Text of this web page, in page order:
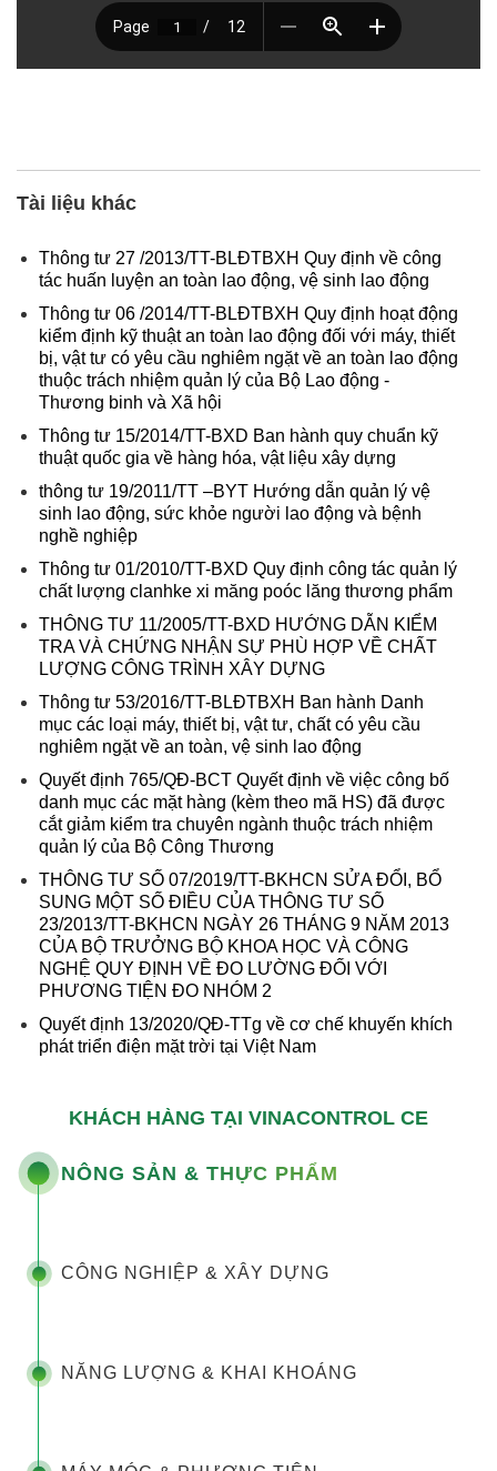
Tài liệu khác
Thông tư 27 /2013/TT-BLĐTBXH Quy định về công
tác huấn luyện an toàn lao động, vệ sinh lao động
Thông tư 06 /2014/TT-BLĐTBXH Quy định hoạt động
kiểm định kỹ thuật an toàn lao động đối với máy, thiết
bị, vật tư có yêu cầu nghiêm ngặt về an toàn lao động
thuộc trách nhiệm quản lý của Bộ Lao động -
Thương binh và Xã hội
Thông tư 15/2014/TT-BXD Ban hành quy chuẩn kỹ
thuật quốc gia về hàng hóa, vật liệu xây dựng
thông tư 19/2011/TT –BYT Hướng dẫn quản lý vệ
sinh lao động, sức khỏe người lao động và bệnh
nghề nghiệp
Thông tư 01/2010/TT-BXD Quy định công tác quản lý
chất lượng clanhke xi măng poóc lăng thương phẩm
THÔNG TƯ 11/2005/TT-BXD HƯỚNG DẪN KIỂM
TRA VÀ CHỨNG NHẬN SỰ PHÙ HỢP VỀ CHẤT
LƯỢNG CÔNG TRÌNH XÂY DỰNG
Thông tư 53/2016/TT-BLĐTBXH Ban hành Danh
mục các loại máy, thiết bị, vật tư, chất có yêu cầu
nghiêm ngặt về an toàn, vệ sinh lao động
Quyết định 765/QĐ-BCT Quyết định về việc công bố
danh mục các mặt hàng (kèm theo mã HS) đã được
cắt giảm kiểm tra chuyên ngành thuộc trách nhiệm
quản lý của Bộ Công Thương
THÔNG TƯ SỐ 07/2019/TT-BKHCN SỬA ĐỔI, BỔ
SUNG MỘT SỐ ĐIỀU CỦA THÔNG TƯ SỐ
23/2013/TT-BKHCN NGÀY 26 THÁNG 9 NĂM 2013
CỦA BỘ TRƯỞNG BỘ KHOA HỌC VÀ CÔNG
NGHỆ QUY ĐỊNH VỀ ĐO LƯỜNG ĐỐI VỚI
PHƯƠNG TIỆN ĐO NHÓM 2
Quyết định 13/2020/QĐ-TTg về cơ chế khuyến khích
phát triển điện mặt trời tại Việt Nam
KHÁCH HÀNG TẠI VINACONTROL CE
NÔNG SẢN & THỰC PHẨM
CÔNG NGHIỆP & XÂY DỰNG
NĂNG LƯỢNG & KHAI KHOÁNG